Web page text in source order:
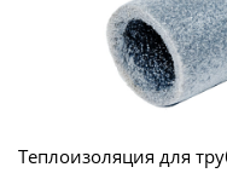
Теплоизоляция для